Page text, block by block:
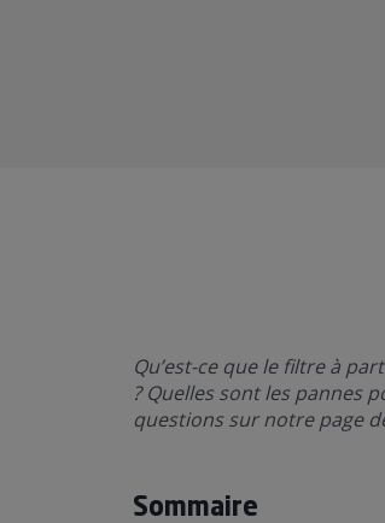
Qu’est-ce que le filtre à
? Quelles sont les pannes
questions sur notre page
Sommaire